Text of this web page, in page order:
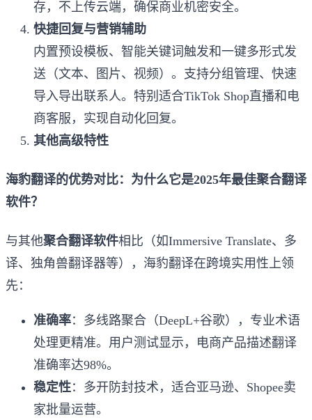
存，不上传云端，确保商业机密安全。
快捷回复与营销辅助
内置预设模板、智能关键词触发和一键多形式发
送（文本、图片、视频）。支持分组管理、快速
导入导出联系人。特别适合TikTok Shop直播和电
商客服，实现自动化回复。
其他高级特性
海豹翻译的优势对比：为什么它是2025年最佳聚合翻译
软件？
与其他聚合翻译软件相比（如Immersive Translate、多
译、独角兽翻译器等），海豹翻译在跨境实用性上领
先：
准确率：多线路聚合（DeepL+谷歌），专业术语
处理更精准。用户测试显示，电商产品描述翻译
准确率达98%。
稳定性：多开防封技术，适合亚马逊、Shopee卖
家批量运营。